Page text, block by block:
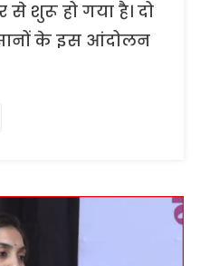
से शुरू हो गया है। दो
के इस आंदोलन